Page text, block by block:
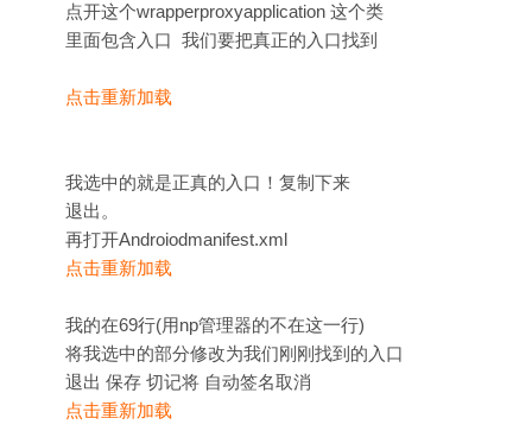
点开这个wrapperproxyapplication 这个类
里面包含入口 我们要把真正的入口找到
点击重新加载
我选中的就是正真的入口！复制下来
退出。
再打开Androiodmanifest.xml
点击重新加载
我的在69行(用np管理器的不在这一行)
将我选中的部分修改为我们刚刚找到的入口
退出 保存 切记将 自动签名取消
点击重新加载